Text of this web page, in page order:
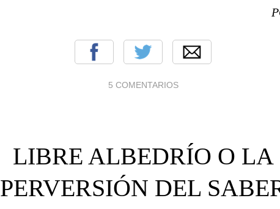
5 COMENTARIOS
LIBRE ALBEDRÍO O LA
PERVERSIÓN DEL